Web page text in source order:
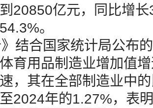
20850亿元，同比增
。
结合国家统计局公布
育用品制造业增加值
，其在全部制造业中
2024年的1.27%，表